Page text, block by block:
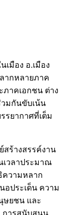
เมือง อ.เมือง
ากหลายภาค
ภาคเอกชน ต่าง
วมกันขับเน้น
รยากาศที่เต็ม
สร้างสรรค์งาน
เวลาประมาณ
ความหลาก
อประเด็น ความ
ษยชน และ
การสนับสนุน